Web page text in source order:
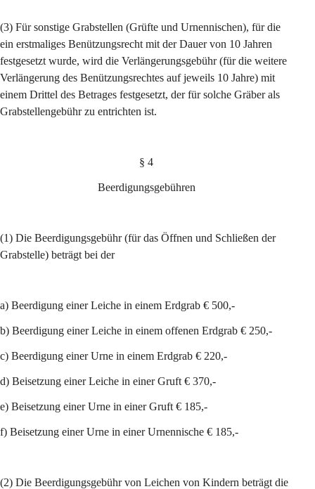
(3) Für sonstige Grabstellen (Grüfte und Urnennischen), für die
ein erstmaliges Benützungsrecht mit der Dauer von 10 Jahren
festgesetzt wurde, wird die Verlängerungsgebühr (für die weitere
Verlängerung des Benützungsrechtes auf jeweils 10 Jahre) mit
einem Drittel des Betrages festgesetzt, der für solche Gräber als
Grabstellengebühr zu entrichten ist.
§ 4
Beerdigungsgebühren
(1) Die Beerdigungsgebühr (für das Öffnen und Schließen der
Grabstelle) beträgt bei der
a) Beerdigung einer Leiche in einem Erdgrab € 500,-
b) Beerdigung einer Leiche in einem offenen Erdgrab € 250,-
c) Beerdigung einer Urne in einem Erdgrab € 220,-
d) Beisetzung einer Leiche in einer Gruft € 370,-
e) Beisetzung einer Urne in einer Gruft € 185,-
f) Beisetzung einer Urne in einer Urnennische € 185,-
(2) Die Beerdigungsgebühr von Leichen von Kindern beträgt die